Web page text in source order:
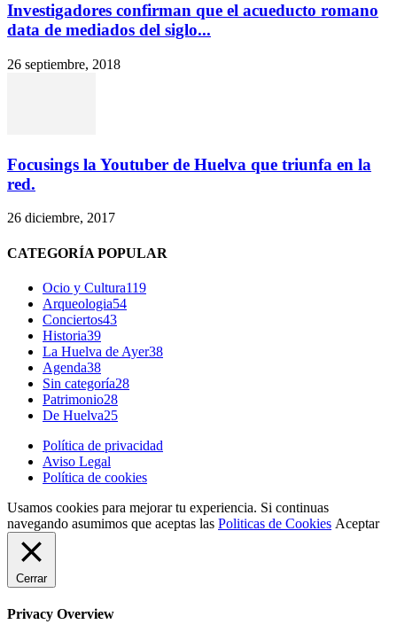
Investigadores confirman que el acueducto romano
data de mediados del siglo...
26 septiembre, 2018
Focusings la Youtuber de Huelva que triunfa en la
red.
26 diciembre, 2017
CATEGORÍA POPULAR
Ocio y Cultura119
Arqueologia54
Conciertos43
Historia39
La Huelva de Ayer38
Agenda38
Sin categoría28
Patrimonio28
De Huelva25
Política de privacidad
Aviso Legal
Política de cookies
Usamos cookies para mejorar tu experiencia. Si continuas
navegando asumimos que aceptas las Politicas de Cookies Aceptar
Cerrar
Privacy Overview